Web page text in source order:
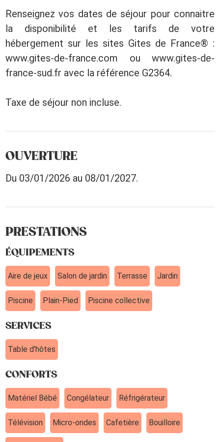
Renseignez vos dates de séjour pour connaitre
la disponibilité et les tarifs de votre
hébergement sur les sites Gites de France® :
www.gites-de-france.com ou www.gites-de-
france-sud.fr avec la référence G2364.
Taxe de séjour non incluse.
OUVERTURE
Du 03/01/2026 au 08/01/2027.
PRESTATIONS
ÉQUIPEMENTS
Aire de jeux Salon de jardin Terrasse Jardin
Piscine Plain-Pied Piscine collective
SERVICES
Table d'hôtes
CONFORTS
Matériel Bébé Congélateur Réfrigérateur
Télévision Micro-ondes Cafetière Bouilloire